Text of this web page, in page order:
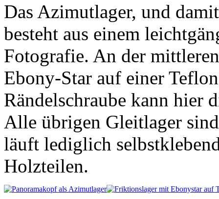
Das Azimutlager, und
besteht aus einem
Fotografie. An der
Ebony-Star auf einer
Rändelschraube kann hier
Alle übrigen Gleitlager
läuft lediglich
Holzteilen.